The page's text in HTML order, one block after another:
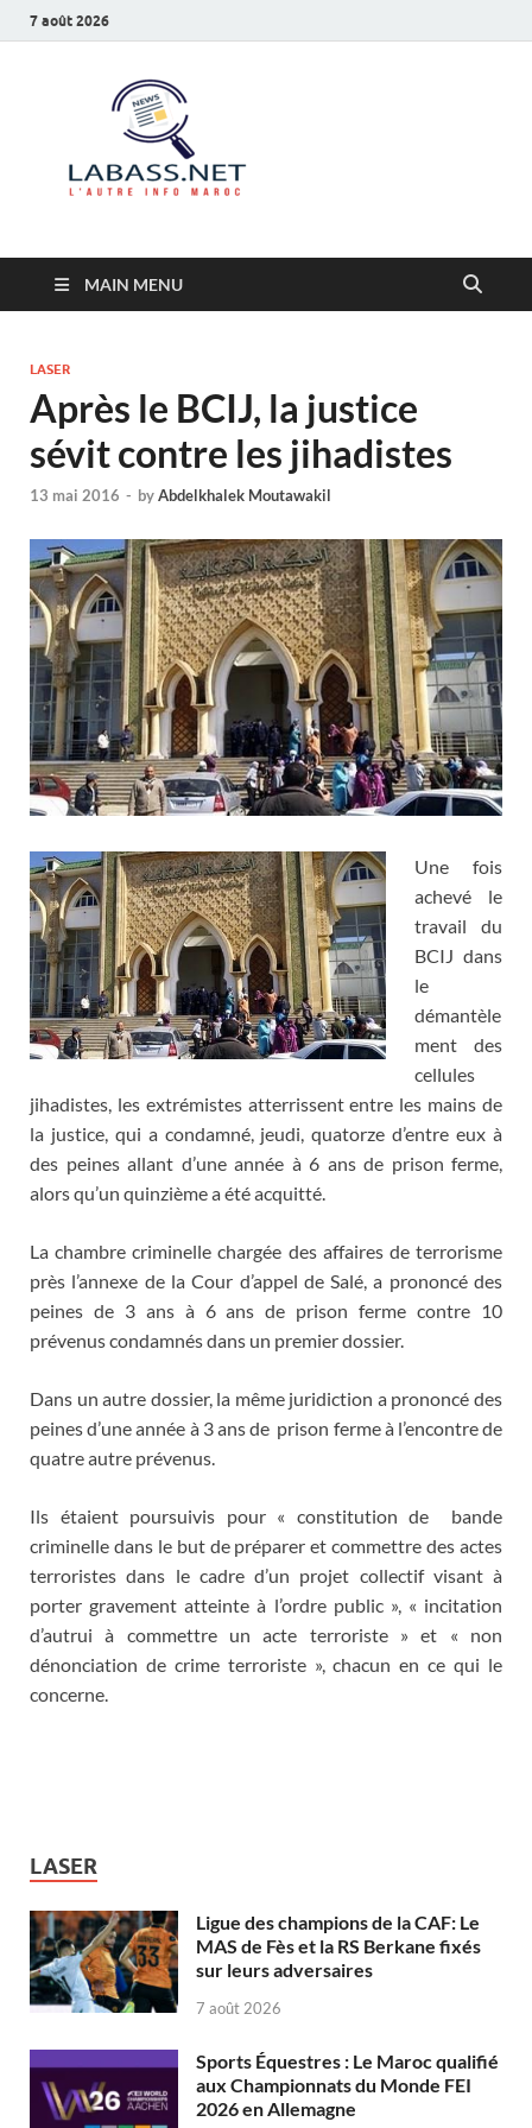
7 août 2026
MAIN MENU
LASER
Après le BCIJ, la justice
sévit contre les jihadistes
13 mai 2016 - byAbdelkhalek Moutawakil
Une fois
achevé le
travail du
BCIJ dans
le
démantèle
ment des
cellules
jihadistes, les extrémistes atterrissent entre les mains de
la justice, qui a condamné, jeudi, quatorze d’entre eux à
des peines allant d’une année à 6 ans de prison ferme,
alors qu’un quinzième a été acquitté.
La chambre criminelle chargée des affaires de terrorisme
près l’annexe de la Cour d’appel de Salé, a prononcé des
peines de 3 ans à 6 ans de prison ferme contre 10
prévenus condamnés dans un premier dossier.
Dans un autre dossier, la même juridiction a prononcé des
peines d’une année à 3 ans de prison ferme à l’encontre de
quatre autre prévenus.
Ils étaient poursuivis pour « constitution de bande
criminelle dans le but de préparer et commettre des actes
terroristes dans le cadre d’un projet collectif visant à
porter gravement atteinte à l’ordre public », « incitation
d’autrui à commettre un acte terroriste » et « non
dénonciation de crime terroriste », chacun en ce qui le
concerne.
LASER
Ligue des champions de la CAF: Le
MAS de Fès et la RS Berkane fixés
sur leurs adversaires
7 août 2026
Sports Équestres : Le Maroc qualifié
aux Championnats du Monde FEI
2026 en Allemagne